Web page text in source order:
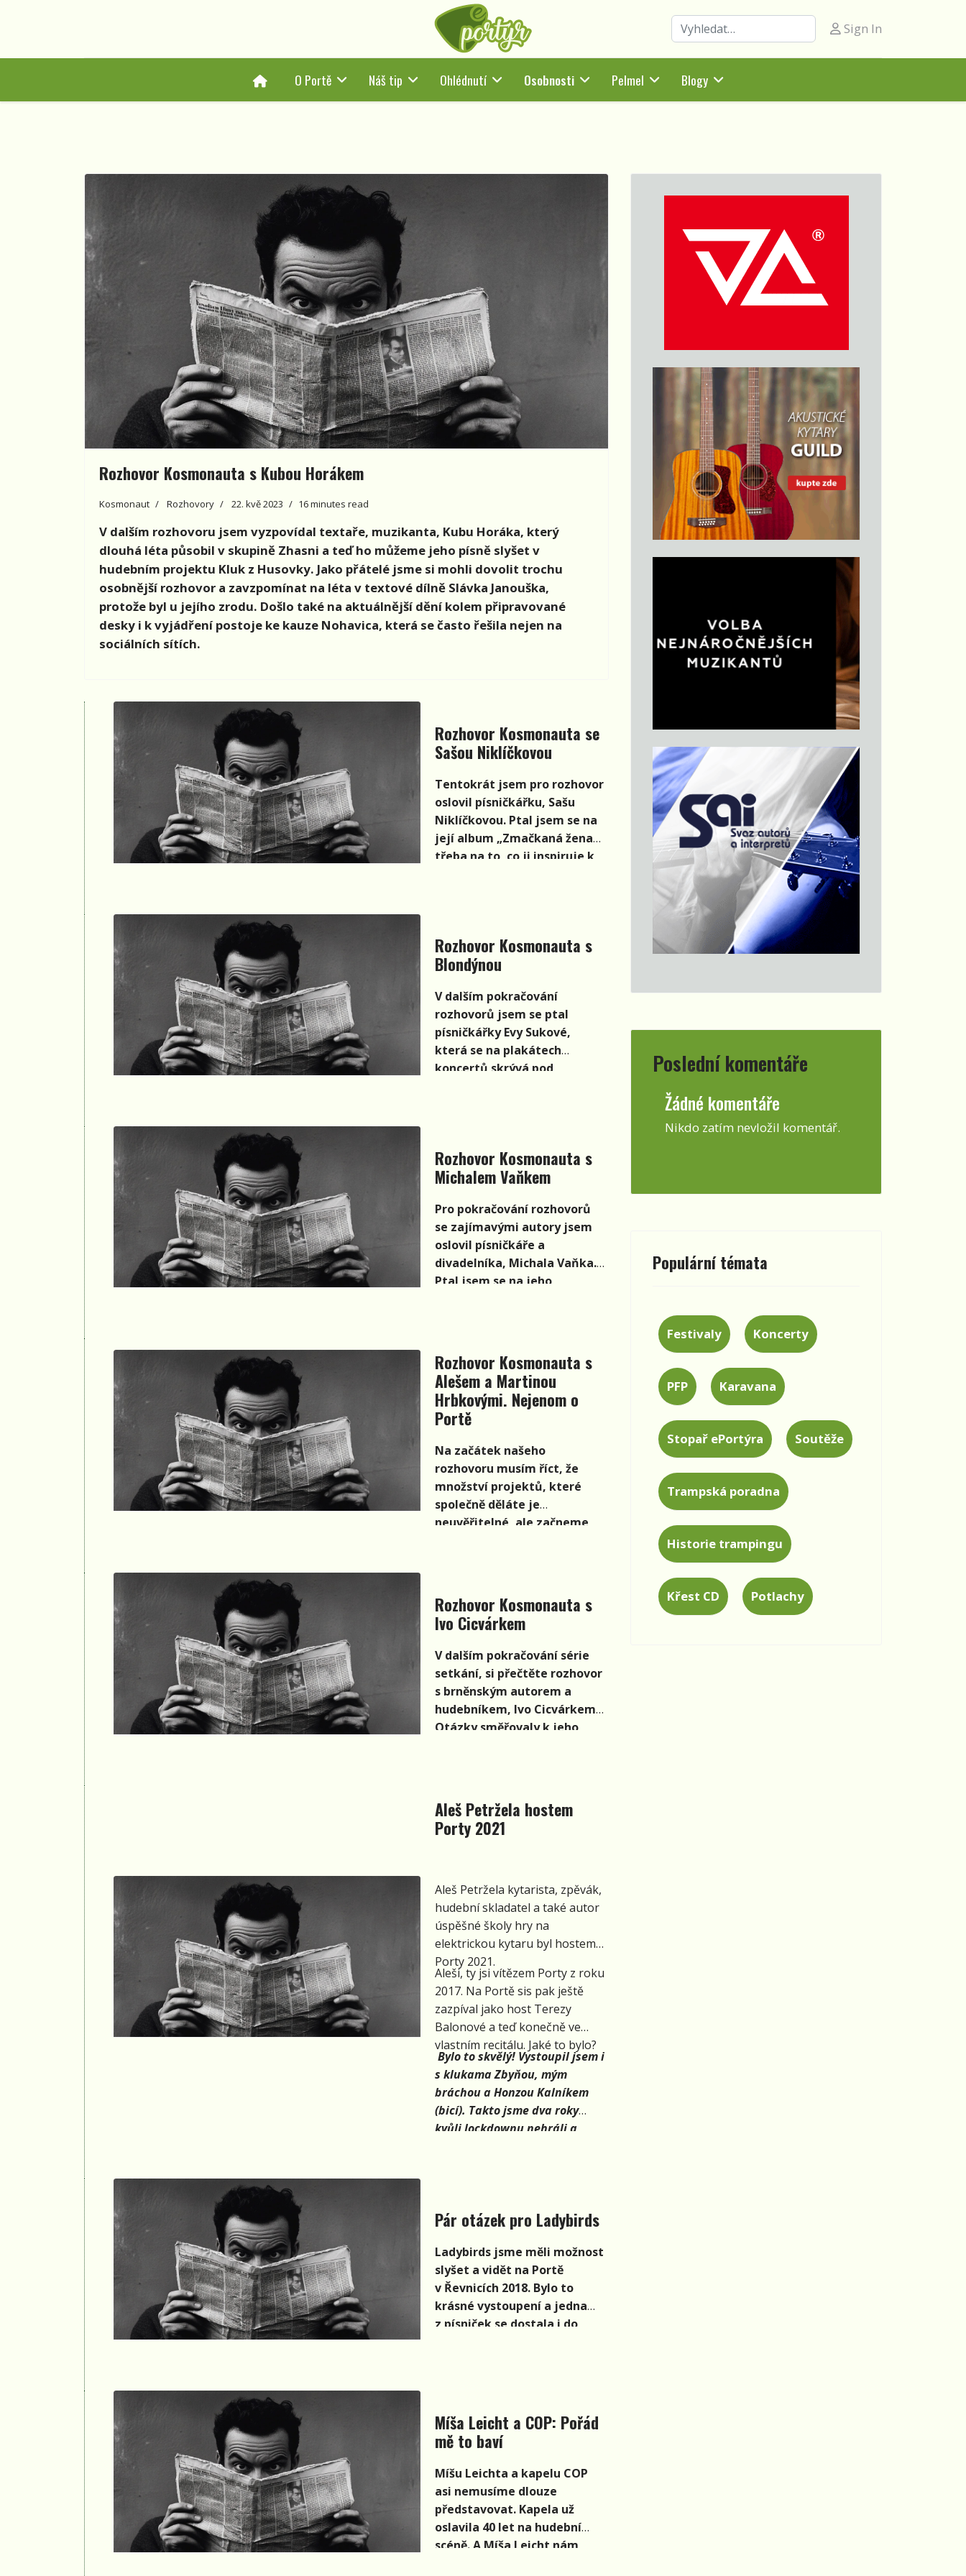
Hledat Sign In
HomeO Portě Náš tip Ohlédnutí Osobnosti Pelmel Blogy
Rozhovor Kosmonauta s Kubou Horákem
Kosmonaut Rozhovory 22. kvě 2023 16 minutes read
V dalším rozhovoru jsem vyzpovídal textaře, muzikanta, Kubu Horáka, který
dlouhá léta působil v skupině Zhasni a teď ho můžeme jeho písně slyšet v
hudebním projektu Kluk z Husovky. Jako přátelé jsme si mohli dovolit trochu
osobnější rozhovor a zavzpomínat na léta v textové dílně Slávka Janouška,
protože byl u jejího zrodu. Došlo také na aktuálnější dění kolem připravované
desky i k vyjádření postoje ke kauze Nohavica, která se často řešila nejen na
sociálních sítích.
Rozhovor Kosmonauta se
Sašou Niklíčkovou
Tentokrát jsem pro rozhovor
oslovil písničkářku, Sašu
Niklíčkovou. Ptal jsem se na
její album „Zmačkaná žena“ i
třeba na to, co ji inspiruje k
Rozhovor Kosmonauta s
Blondýnou
V dalším pokračování
rozhovorů jsem se ptal
písničkářky Evy Sukové,
která se na plakátech
koncertů skrývá pod
Rozhovor Kosmonauta s
Michalem Vaňkem
Pro pokračování rozhovorů
se zajímavými autory jsem
oslovil písničkáře a
divadelníka, Michala Vaňka.
Ptal jsem se na jeho
Rozhovor Kosmonauta s
Alešem a Martinou
Hrbkovými. Nejenom o
Portě
Na začátek našeho
rozhovoru musím říct, že
množství projektů, které
společně děláte je
neuvěřitelné, ale začneme
letošní hodnotíte?
Rozhovor Kosmonauta s
Ivo Cicvárkem
V dalším pokračování série
setkání, si přečtěte rozhovor
s brněnským autorem a
hudebníkem, Ivo Cicvárkem.
Otázky směřovaly k jeho
kritiku.
Aleš Petržela hostem
Porty 2021
Aleš Petržela kytarista, zpěvák,
hudební skladatel a také autor
úspěšné školy hry na
elektrickou kytaru byl hostem
Porty 2021.
Aleši, ty jsi vítězem Porty z roku
2017. Na Portě sis pak ještě
zazpíval jako host Terezy
Balonové a teď konečně ve
vlastním recitálu. Jaké to bylo?
Bylo to skvělý! Vystoupil jsem i
s klukama Zbyňou, mým
bráchou a Honzou Kalníkem
(bicí). Takto jsme dva roky
kvůli lockdownu nehráli a
jako soutěžící. Lidi v publiku
koncert jsme si hodně užili.
Pár otázek pro Ladybirds
Ladybirds jsme měli možnost
slyšet a vidět na Portě
v Řevnicích 2018. Bylo to
krásné vystoupení a jedna
z písniček se dostala i do
kapelnice), Zuzana Šírová
(housle, zpěv) a Anička
Olejníková (basa, zpěv).
Několik otázek jsme položili
Alence Schernstein Vítové.
Míša Leicht a COP: Pořád
mě to baví
Míšu Leichta a kapelu COP
asi nemusíme dlouze
představovat. Kapela už
oslavila 40 let na hudební
scéně. A Míša Leicht nám
Poslední komentáře
Žádné komentáře
Nikdo zatím nevložil komentář.
Populární témata
Festivaly Koncerty
PFP Karavana
Stopař ePortýra Soutěže
Trampská poradna
Historie trampingu
Křest CD Potlachy